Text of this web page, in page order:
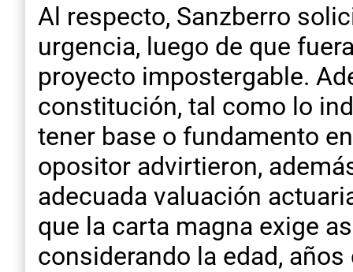
Al respecto, Sanzberro
urgencia, luego de que
proyecto impostergable.
constitución, tal como lo
tener base o fundamento
opositor advirtieron,
adecuada valuación
que la carta magna exige
considerando la edad,